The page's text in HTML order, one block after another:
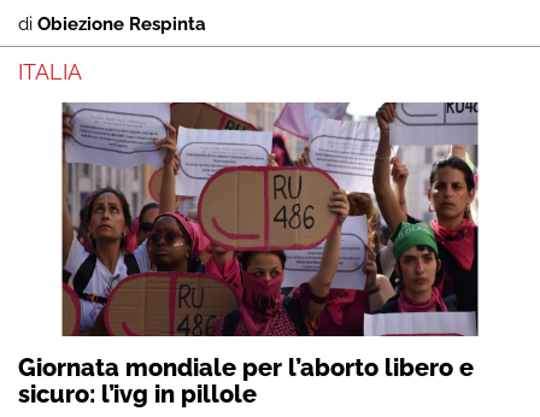
di Obiezione Respinta
ITALIA
Giornata mondiale per l’aborto libero e
sicuro: l’ivg in pillole